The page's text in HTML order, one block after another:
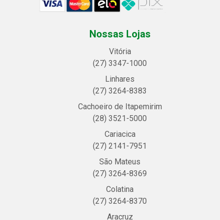
Nossas Lojas
Vitória
(27) 3347-1000
Linhares
(27) 3264-8383
Cachoeiro de Itapemirim
(28) 3521-5000
Cariacica
(27) 2141-7951
São Mateus
(27) 3264-8369
Colatina
(27) 3264-8370
Aracruz